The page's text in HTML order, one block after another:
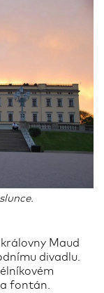
Maud
divadlu.
fontán.